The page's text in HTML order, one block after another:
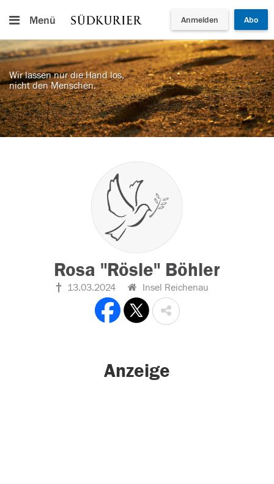
Menü Anmelden Abo
Wir lassen nur die Hand los,
nicht den Menschen.
Rosa "Rösle" Böhler
13.03.2024 Insel Reichenau
Anzeige